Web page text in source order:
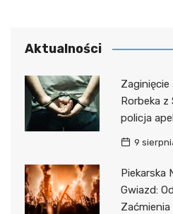
Aktualności
Rorbeka z
policja
9
Piekarska
Gwiazd:
Zaćmienia